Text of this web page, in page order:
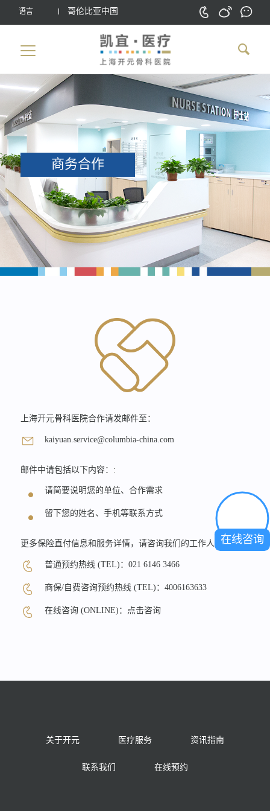
语言 哥伦比亚中国
商务合作
上海开元骨科医院合作请发邮件至：
kaiyuan.service@columbia-china.com
邮件中请包括以下内容：:
请简要说明您的单位、合作需求
留下您的姓名、手机等联系方式
更多保险直付信息和服务详情，请咨询我们的工作人员。
普通预约热线 (TEL)： 021 6146 3466
商保/自费咨询预约热线 (TEL)： 4006163633
在线咨询 (ONLINE)： 点击咨询
关于开元 医疗服务 资讯指南
联系我们 在线预约
在线咨询